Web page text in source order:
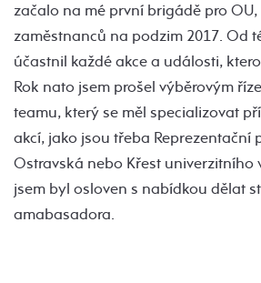
začalo na mé první brigádě pro
zaměstnanců na podzim 2017. Od
účastnil každé akce a události,
Rok nato jsem prošel výběrovým
teamu, který se měl specializovat
akcí, jako jsou třeba Reprezentační
Ostravská nebo Křest univerzitního
jsem byl osloven s nabídkou dělat
amabasadora.